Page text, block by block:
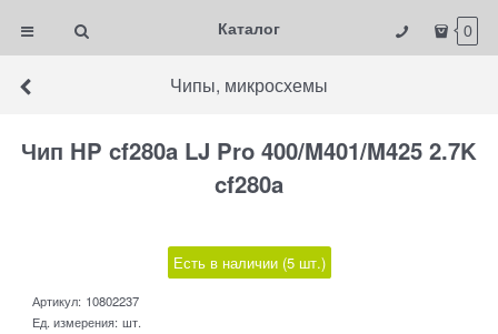
Каталог 0
Чипы, микросхемы
Чип HP cf280a LJ Pro 400/M401/M425 2.7K
cf280a
Есть в наличии (5 шт.)
Артикул: 10802237
Ед. измерения: шт.